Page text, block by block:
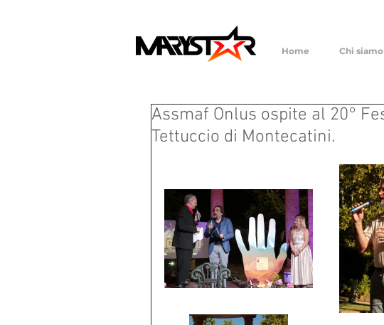
Home Chi siamo
Assmaf Onlus ospite al 20°
Tettuccio di Montecatini.